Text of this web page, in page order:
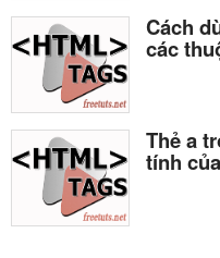
Cách
các
Thẻ a
tính